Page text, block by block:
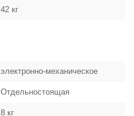
42 кг
электронно-механическое
Отдельностоящая
8 кг